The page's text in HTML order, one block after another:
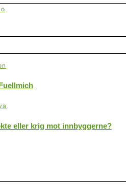
eller krig mot innbyggerne?